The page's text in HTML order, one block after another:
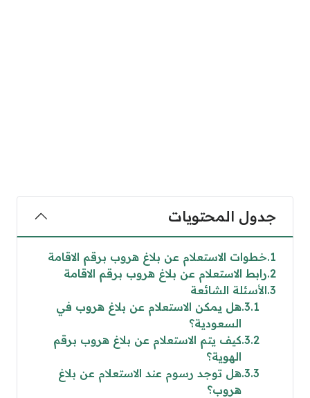
جدول المحتويات
1 خطوات الاستعلام عن بلاغ هروب برقم الاقامة
2 رابط الاستعلام عن بلاغ هروب برقم الاقامة
3 الأسئلة الشائعة
3.1 هل يمكن الاستعلام عن بلاغ هروب في
السعودية؟
3.2 كيف يتم الاستعلام عن بلاغ هروب برقم
الهوية؟
3.3 هل توجد رسوم عند الاستعلام عن بلاغ
هروب؟